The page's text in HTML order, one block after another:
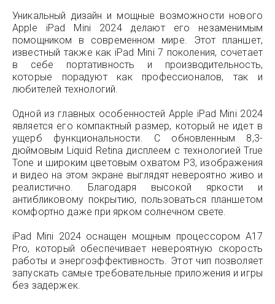
Уникальный дизайн и мощные возможности нового
Apple iPad Mini 2024 делают его незаменимым
помощником в современном мире. Этот планшет,
известный также как iPad Mini 7 поколения, сочетает
в себе портативность и производительность,
которые порадуют как профессионалов, так и
любителей технологий.
Одной из главных особенностей Apple iPad Mini 2024
является его компактный размер, который не идет в
ущерб функциональности. С обновленным 8,3-
дюймовым Liquid Retina дисплеем с технологией True
Tone и широким цветовым охватом P3, изображения
и видео на этом экране выглядят невероятно живо и
реалистично. Благодаря высокой яркости и
антибликовому покрытию, пользоваться планшетом
комфортно даже при ярком солнечном свете.
iPad Mini 2024 оснащен мощным процессором A17
Pro, который обеспечивает невероятную скорость
работы и энергоэффективность. Этот чип позволяет
запускать самые требовательные приложения и игры
без задержек.